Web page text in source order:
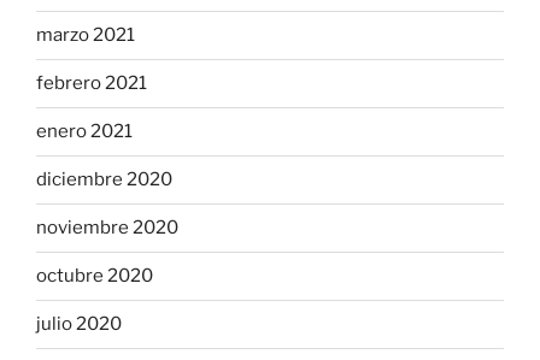
marzo 2021
febrero 2021
enero 2021
diciembre 2020
noviembre 2020
octubre 2020
julio 2020